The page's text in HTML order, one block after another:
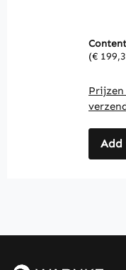
huid
(€
Add